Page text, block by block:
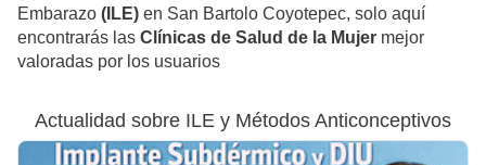
Embarazo (ILE) en San Bartolo Coyotepec, solo aquí
encontrarás las Clínicas de Salud de la Mujer mejor
valoradas por los usuarios
Actualidad sobre ILE y Métodos Anticonceptivos